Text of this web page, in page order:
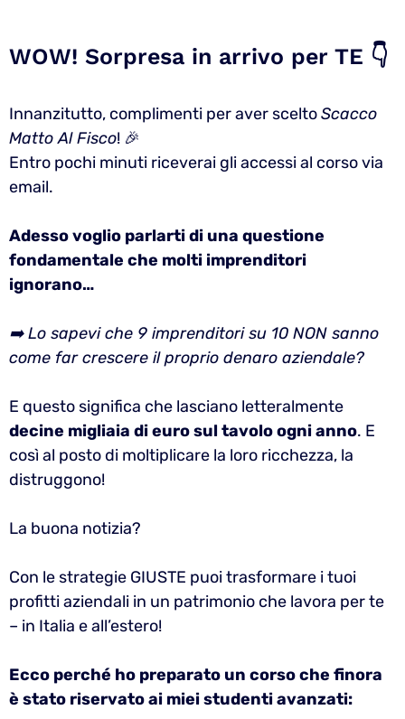
WOW! Sorpresa in arrivo per TE 👇
Innanzitutto, complimenti per aver sceltoScacco
Matto Al Fisco! 🎉
Entro pochi minuti riceverai gli accessi al corso via
email.
Adesso voglio parlarti di una questione
fondamentale che molti imprenditori
ignorano…
➡️ Lo sapevi che 9 imprenditori su 10 NON sanno
come far crescere il proprio denaro aziendale?
E questo significa che lasciano letteralmente
decine migliaia di euro sul tavolo ogni anno. E
così al posto di moltiplicare la loro ricchezza, la
distruggono!
La buona notizia?
Con le strategie GIUSTE puoi trasformare i tuoi
profitti aziendali in un patrimonio che lavora per te
– in Italia e all’estero!
Ecco perché ho preparato un corso che finora
è stato riservato ai miei studenti avanzati: